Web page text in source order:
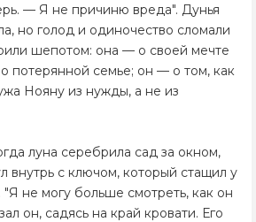
— Я не причиню вреда". Дунья
но голод и одиночество сломали
шепотом: она — о своей мечте
потерянной семье; он — о том, как
Нояну из нужды, а не из
луна серебрила сад за окном,
внутрь с ключом, который стащил у
"Я не могу больше смотреть, как он
он, садясь на край кровати. Его